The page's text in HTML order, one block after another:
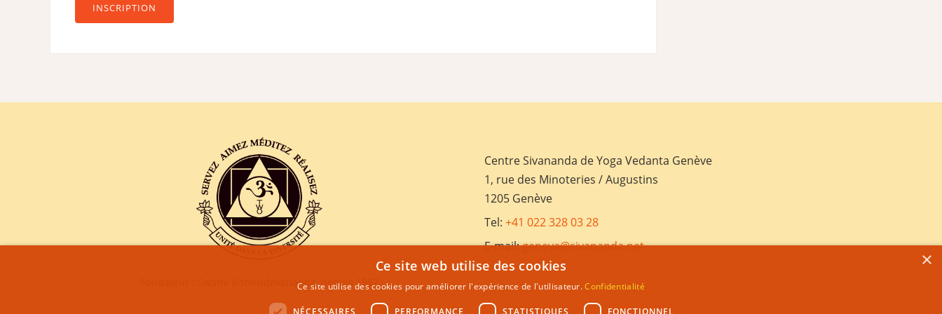
INSCRIPTION
Fondateur : Swami Vishnudevananda, depuis 1957
Centre Sivananda de Yoga Vedanta Genève
1, rue des Minoteries / Augustins
1205 Genève
Tel: +41 022 328 03 28
E-mail:geneva@sivananda.net
×
Ce site web utilise des cookies
Ce site utilise des cookies pour améliorer l'expérience de l'utilisateur.Confidentialité
NÉCESSAIRES PERFORMANCE STATISTIQUES FONCTIONNEL